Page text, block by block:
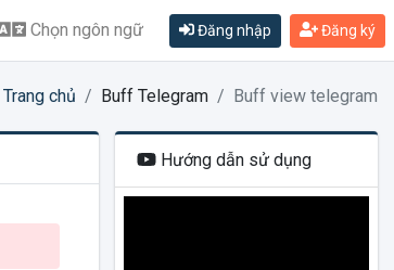
Chọn ngôn ngữ Đăng nhập Đăng ký
Trang chủ Buff Telegram Buff view telegram
Hướng dẫn sử dụng